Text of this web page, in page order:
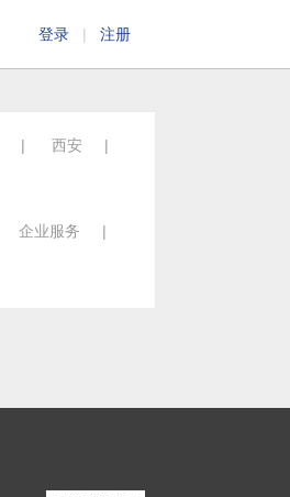
登录 | 注册
| 西安
|
企业服务
|